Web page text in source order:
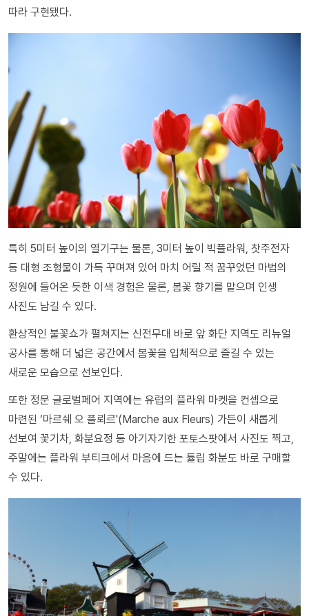
따라 구현됐다.
특히 5미터 높이의 열기구는 물론, 3미터 높이 빅플라워, 찻주전자
등 대형 조형물이 가득 꾸며져 있어 마치 어릴 적 꿈꾸었던 마법의
정원에 들어온 듯한 이색 경험은 물론, 봄꽃 향기를 맡으며 인생
사진도 남길 수 있다.
환상적인 불꽃쇼가 펼쳐지는 신전무대 바로 앞 화단 지역도 리뉴얼
공사를 통해 더 넓은 공간에서 봄꽃을 입체적으로 즐길 수 있는
새로운 모습으로 선보인다.
또한 정문 글로벌페어 지역에는 유럽의 플라워 마켓을 컨셉으로
마련된 ‘마르쉐 오 플뢰르'(Marche aux Fleurs) 가든이 새롭게
선보여 꽃기차, 화분요정 등 아기자기한 포토스팟에서 사진도 찍고,
주말에는 플라워 부티크에서 마음에 드는 튤립 화분도 바로 구매할
수 있다.